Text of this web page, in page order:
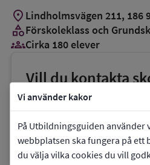
Vi använder kakor
På Utbildningsguiden använder
webbplatsen ska fungera på ett
du välja vilka cookies du vill
location_on Lindholmsvägen 211, 186
categoryFörskoleklass och
groups_3Cirka 180 elever
Vill du kontakta
phoneTelefon:08-58785290
E-post:
link Webbplats:Gustav